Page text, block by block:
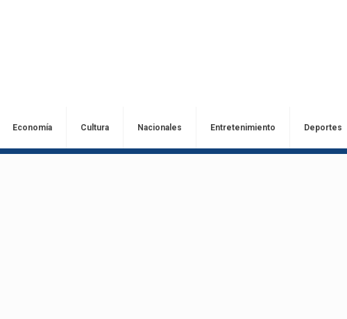
Economía Cultura Nacionales Entretenimiento Deportes